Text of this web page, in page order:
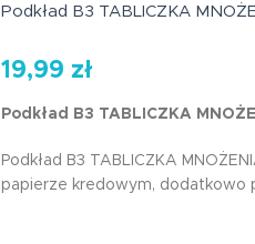
Podkład B3 TABLICZKA
19,99 zł
Podkład B3 TABLICZKA
Podkład B3 TABLICZKA
papierze kredowym, dodatkowo